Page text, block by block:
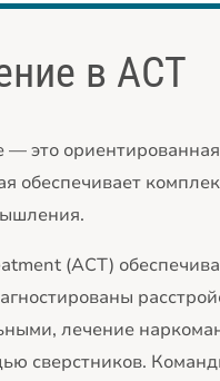
в ACT
это
обеспечивает
(ACT)
лечение
сверстников.